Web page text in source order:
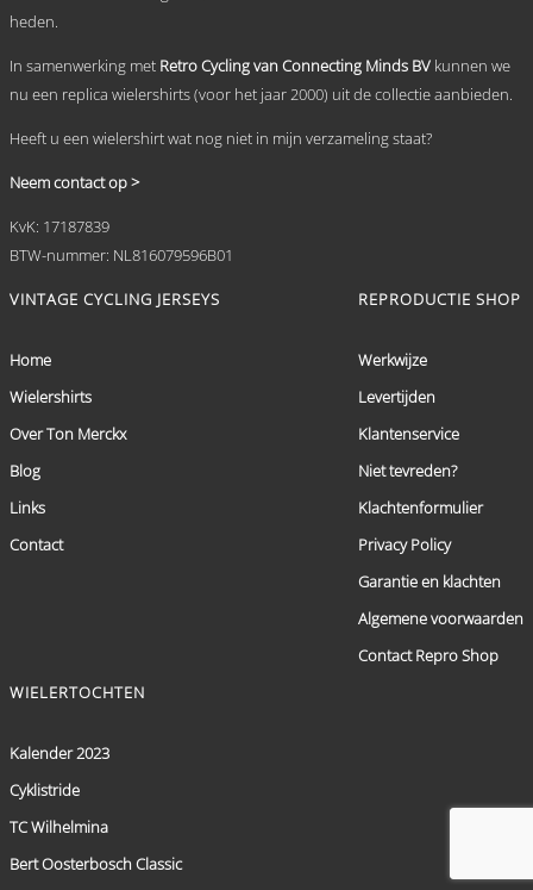
heden.
In samenwerking met Retro Cycling van Connecting Minds BV kunnen we
nu een replica wielershirts (voor het jaar 2000) uit de collectie aanbieden.
Heeft u een wielershirt wat nog niet in mijn verzameling staat?
Neem contact op >
KvK: 17187839
BTW-nummer: NL816079596B01
VINTAGE CYCLING JERSEYS
Home
Wielershirts
Over Ton Merckx
Blog
Links
Contact
REPRODUCTIE SHOP
Werkwijze
Levertijden
Klantenservice
Niet tevreden?
Klachtenformulier
Privacy Policy
Garantie en klachten
Algemene voorwaarden
Contact Repro Shop
WIELERTOCHTEN
Kalender 2023
Cyklistride
TC Wilhelmina
Bert Oosterbosch Classic